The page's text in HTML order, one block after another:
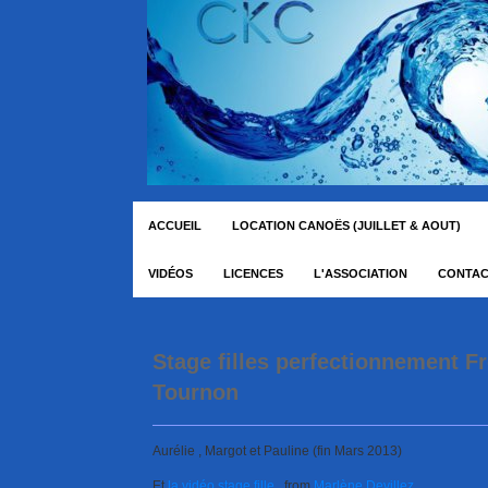
ACCUEIL LOCATION CANOËS (JUILLET & AOUT)
VIDÉOS LICENCES L'ASSOCIATION
Stage filles perfectionnement
Tournon
Aurélie , Margot et Pauline (fin Mars 2013)